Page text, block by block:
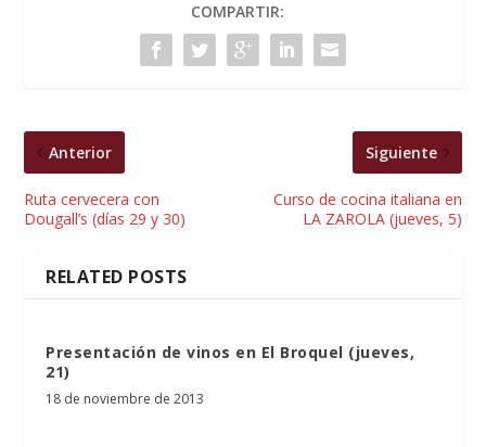
COMPARTIR:
Anterior
Ruta cervecera con
Dougall’s (días 29 y 30)
Siguiente
Curso de cocina italiana en
LA ZAROLA (jueves, 5)
RELATED POSTS
Presentación de vinos en El Broquel (jueves,
21)
18 de noviembre de 2013